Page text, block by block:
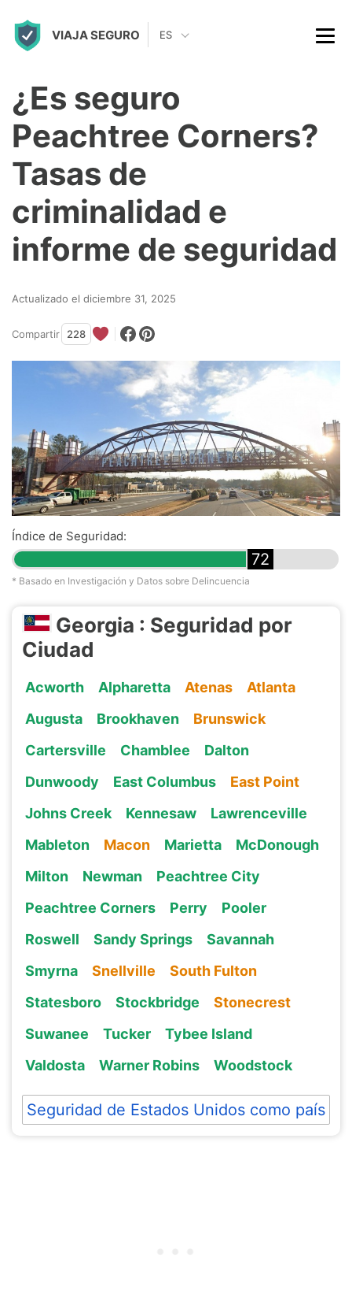
VIAJA SEGURO ES
¿Es seguro
Peachtree Corners?
Tasas de
criminalidad e
informe de seguridad
Actualizado el diciembre 31, 2025
Compartir 228
Índice de Seguridad:
72
* Basado en Investigación y Datos sobre Delincuencia
Georgia : Seguridad por
Ciudad
Acworth Alpharetta Atenas
Atlanta
Augusta
Brookhaven
Brunswick
Cartersville
Chamblee
Dalton
Dunwoody
East Columbus
East Point
Johns Creek
Kennesaw
Lawrenceville
Mableton
Macon Marietta
McDonough
Milton
Newman
Peachtree City
Peachtree Corners
Perry
Pooler
Roswell
Sandy Springs
Savannah
Smyrna
Snellville
South Fulton
Statesboro
Stockbridge
Stonecrest
Suwanee
Tucker
Tybee Island
Valdosta
Warner Robins Woodstock
Seguridad de Estados Unidos como país